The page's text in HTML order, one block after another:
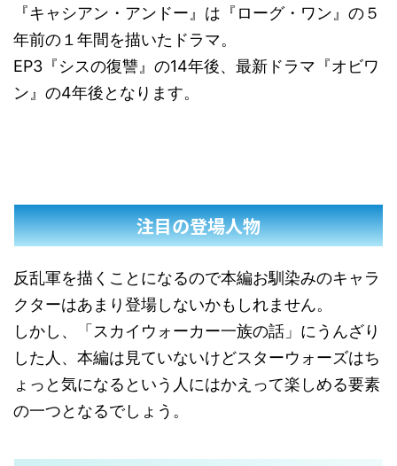
『キャシアン・アンドー』は『ローグ・ワン』の５
年前の１年間を描いたドラマ。
EP3『シスの復讐』の14年後、最新ドラマ『オビワ
ン』の4年後となります。
注目の登場人物
反乱軍を描くことになるので本編お馴染みのキャラ
クターはあまり登場しないかもしれません。
しかし、「スカイウォーカー一族の話」にうんざり
した人、本編は見ていないけどスターウォーズはち
ょっと気になるという人にはかえって楽しめる要素
の一つとなるでしょう。